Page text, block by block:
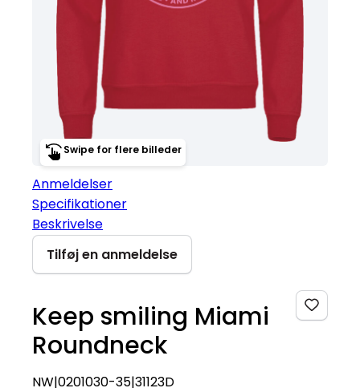
Swipe for flere billeder
Anmeldelser
Specifikationer
Beskrivelse
Tilføj en anmeldelse
Keep smiling Miami
Roundneck
NW|0201030-35|31123D